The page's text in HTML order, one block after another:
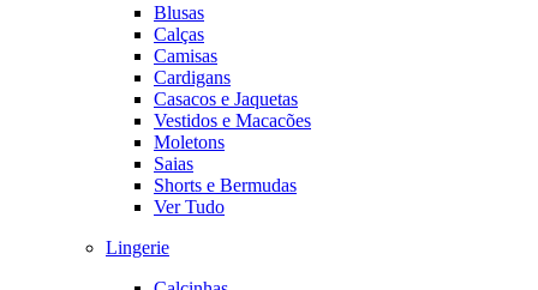
Blusas
Calças
Camisas
Cardigans
Casacos e Jaquetas
Vestidos e Macacões
Moletons
Saias
Shorts e Bermudas
Ver Tudo
Lingerie